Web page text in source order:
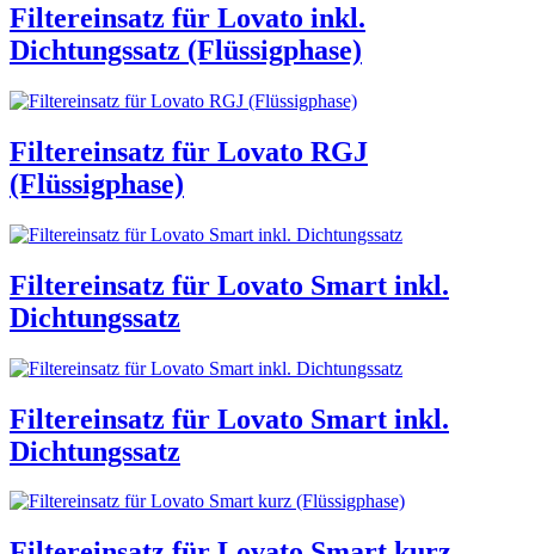
Filtereinsatz für Lovato inkl.
Dichtungssatz (Flüssigphase)
Filtereinsatz für Lovato RGJ
(Flüssigphase)
Filtereinsatz für Lovato Smart inkl.
Dichtungssatz
Filtereinsatz für Lovato Smart inkl.
Dichtungssatz